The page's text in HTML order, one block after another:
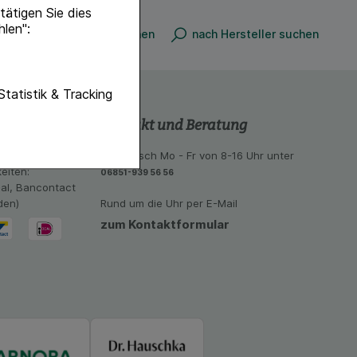
Sie dies
unserer
an bevorzugte
es uns auch
zu betreiben.
Nutzung
können, den
& Tracking
nach Produkt suchen nach Hersteller suchen
Bancontact
Kontakt und Beratung
telefonisch Mo - Fr von 8-16 Uhr unter
06851-939 56 56
Rund um die Uhr per E-Mail
zum Kontaktformular